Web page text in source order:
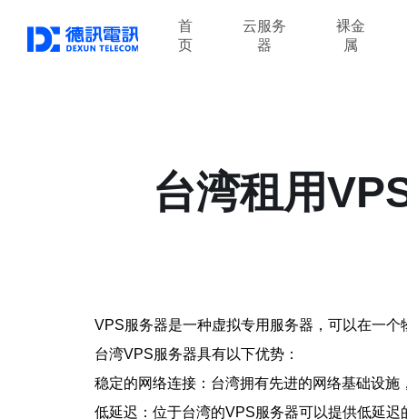
首
页
云服务
器
裸金
属
台湾租用
VPS服务器是一种虚拟专用服务器，可以在一
台湾VPS服务器具有以下优势：
稳定的网络连接：台湾拥有先进的网络基础设
低延迟：位于台湾的VPS服务器可以提供低延